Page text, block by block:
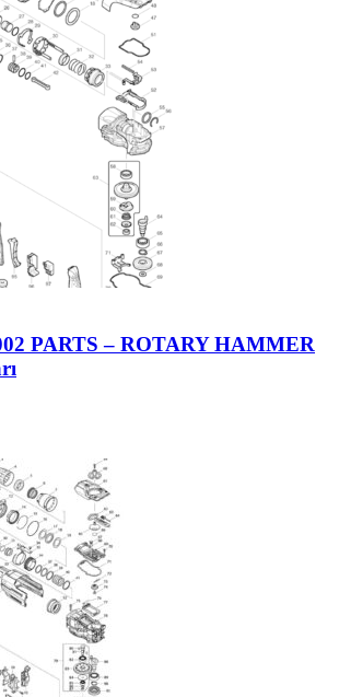
PARTS – ROTARY HAMMER